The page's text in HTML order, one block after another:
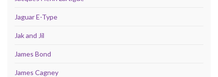
Jaguar E-Type
Jak and Jil
James Bond
James Cagney